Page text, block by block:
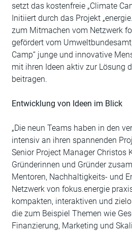
setzt das kostenfreie „Climate
Initiiert durch das Projekt
zum Mitmachen vom Netzwerk
gefördert vom
Camp“ junge und innovative
mit ihren Ideen aktiv zur Lösung
beitragen.
Entwicklung von Ideen im Blick
„Die neun Teams haben in den
intensiv an ihren spannenden
Senior Project Manager Christos
Gründerinnen und Gründer
Mentoren, Nachhaltigkeits- und
Netzwerk von fokus.energie
kompakten, interaktiven und
die zum Beispiel Themen wie
Finanzierung, Marketing und